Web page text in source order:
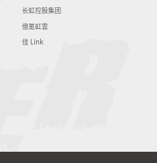
长虹控股集团
億氪虹雲
佳 Link